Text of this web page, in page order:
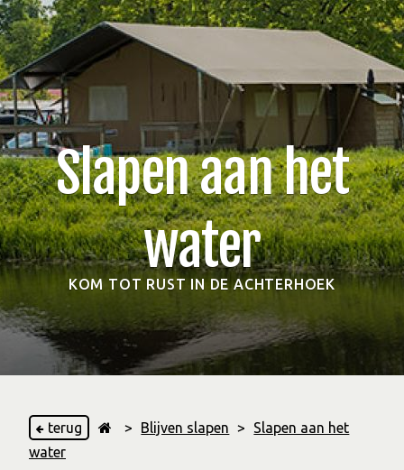
Slapen aan het
water
KOM TOT RUST IN DE ACHTERHOEK
terug > Blijven slapen >
Slapen aan het
water